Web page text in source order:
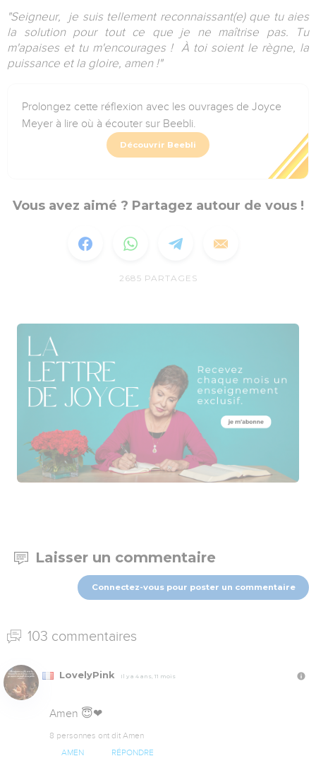
"Seigneur, je suis tellement reconnaissant(e) que tu aies
la solution pour tout ce que je ne maîtrise pas. Tu
m'apaises et tu m'encourages ! À toi soient le règne, la
puissance et la gloire, amen !"
Prolongez cette réflexion avec les ouvrages de Joyce
Meyer à lire où à écouter sur Beebli.
Découvrir Beebli
Vous avez aimé ? Partagez autour de vous !
2685 PARTAGES
Laisser un commentaire
Connectez-vous pour poster un commentaire
103 commentaires
LovelyPink Il y a 4 ans, 11 mois
Amen 😇❤
8 personnes ont dit Amen
AMEN RÉPONDRE